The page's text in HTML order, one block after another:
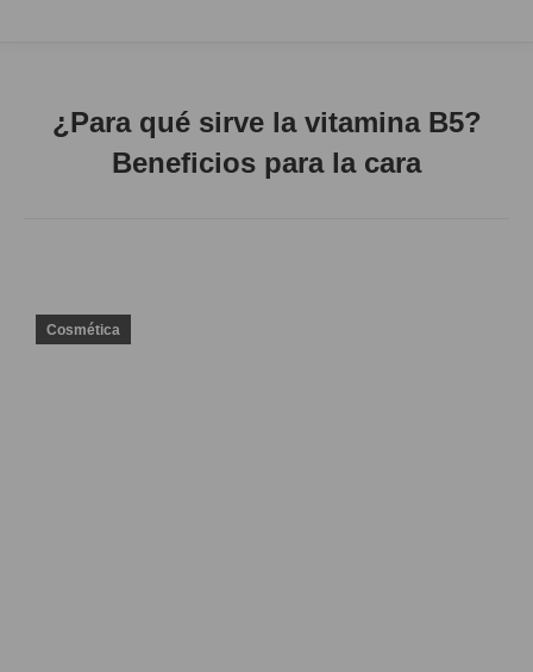
¿Para qué sirve la vitamina B5?
Beneficios para la cara
Cosmética